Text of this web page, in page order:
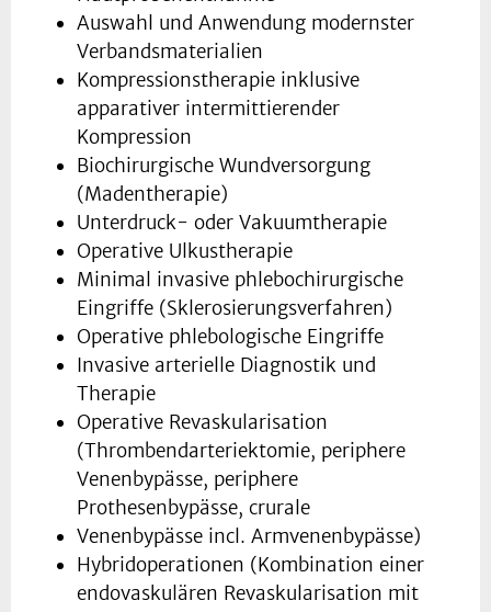
Auswahl und Anwendung modernster
Verbandsmaterialien
Kompressionstherapie inklusive
apparativer intermittierender
Kompression
Biochirurgische Wundversorgung
(Madentherapie)
Unterdruck- oder Vakuumtherapie
Operative Ulkustherapie
Minimal invasive phlebochirurgische
Eingriffe (Sklerosierungsverfahren)
Operative phlebologische Eingriffe
Invasive arterielle Diagnostik und
Therapie
Operative Revaskularisation
(Thrombendarteriektomie, periphere
Venenbypässe, periphere
Prothesenbypässe, crurale
Venenbypässe incl. Armvenenbypässe)
Hybridoperationen (Kombination einer
endovaskulären Revaskularisation mit